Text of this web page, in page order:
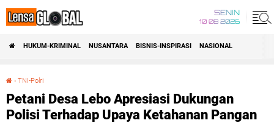
SENIN
10 08 2026
HUKUM-KRIMINAL NUSANTARA BISNIS-INSPIRASI NASIONAL
› TNI-Polri
Petani Desa Lebo Apresiasi Dukungan
Polisi Terhadap Upaya Ketahanan Pangan